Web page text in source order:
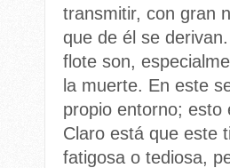
transmitir, con gran
que de él se
flote son,
la muerte. En este
propio entorno;
Claro está que este
fatigosa o tediosa,